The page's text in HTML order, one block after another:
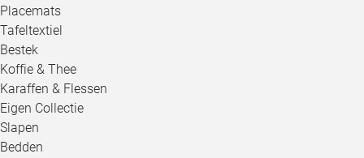
Placemats
Tafeltextiel
Bestek
Koffie & Thee
Karaffen & Flessen
Eigen Collectie
Slapen
Bedden